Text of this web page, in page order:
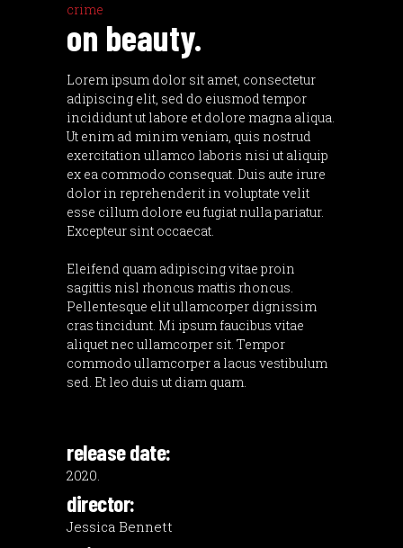
crime
on beauty.
Lorem ipsum dolor sit amet, consectetur
adipiscing elit, sed do eiusmod tempor
incididunt ut labore et dolore magna aliqua.
Ut enim ad minim veniam, quis nostrud
exercitation ullamco laboris nisi ut aliquip
ex ea commodo consequat. Duis aute irure
dolor in reprehenderit in voluptate velit
esse cillum dolore eu fugiat nulla pariatur.
Excepteur sint occaecat.
Eleifend quam adipiscing vitae proin
sagittis nisl rhoncus mattis rhoncus.
Pellentesque elit ullamcorper dignissim
cras tincidunt. Mi ipsum faucibus vitae
aliquet nec ullamcorper sit. Tempor
commodo ullamcorper a lacus vestibulum
sed. Et leo duis ut diam quam.
release date:
2020.
director:
Jessica Bennett